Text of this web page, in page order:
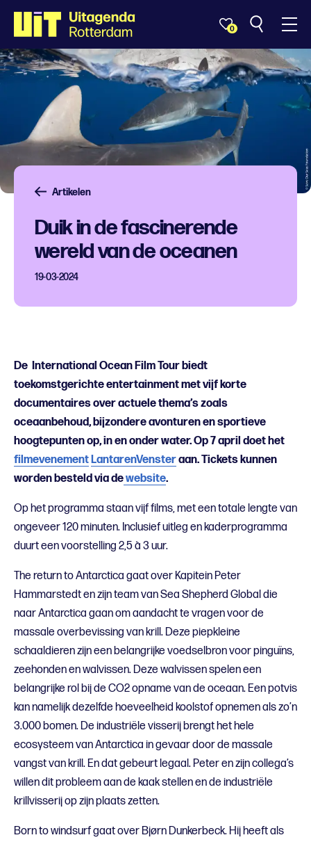
0
Artikelen
Duik in de fascinerende
wereld van de oceanen
19-03-2024
De International Ocean Film Tour biedt
toekomstgerichte entertainment met vijf korte
documentaires over actuele thema’s zoals
oceaanbehoud, bijzondere avonturen en sportieve
hoogtepunten op, in en onder water. Op 7 april doet het
filmevenementLantarenVensteraan. Tickets kunnen
worden besteld via dewebsite.
Op het programma staan vijf films, met een totale lengte van
ongeveer 120 minuten. Inclusief uitleg en kaderprogramma
duurt een voorstelling 2,5 à 3 uur.
The return to Antarctica gaat over Kapitein Peter
Hammarstedt en zijn team van Sea Shepherd Global die
naar Antarctica gaan om aandacht te vragen voor de
massale overbevissing van krill. Deze piepkleine
schaaldieren zijn een belangrijke voedselbron voor pinguïns,
zeehonden en walvissen. Deze walvissen spelen een
belangrijke rol bij de CO2 opname van de oceaan. Een potvis
kan namelijk dezelfde hoeveelheid koolstof opnemen als zo’n
3.000 bomen. De industriële visserij brengt het hele
ecosysteem van Antarctica in gevaar door de massale
vangst van krill. En dat gebeurt legaal. Peter en zijn collega’s
willen dit probleem aan de kaak stellen en de industriële
krillvisserij op zijn plaats zetten.
Born to windsurf gaat over Bjørn Dunkerbeck. Hij heeft als